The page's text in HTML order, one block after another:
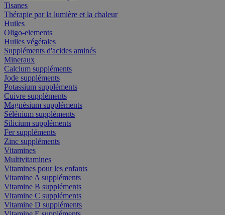
Tisanes
Thérapie par la lumière et la chaleur
Huiles
Oligo-elements
Huiles végétales
Suppléments d'acides aminés
Mineraux
Calcium suppléments
Jode suppléments
Potassium suppléments
Cuivre suppléments
Magnésium suppléments
Sélénium suppléments
Silicium suppléments
Fer suppléments
Zinc suppléments
Vitamines
Multivitamines
Vitamines pour les enfants
Vitamine A suppléments
Vitamine B suppléments
Vitamine C suppléments
Vitamine D suppléments